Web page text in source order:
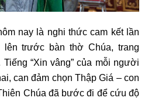
nay là nghi thức cam kết lần
trước bàn thờ Chúa, trang
“Xin vâng” của mỗi người
can đảm chọn Thập Giá – con
Chúa đã bước đi để cứu độ